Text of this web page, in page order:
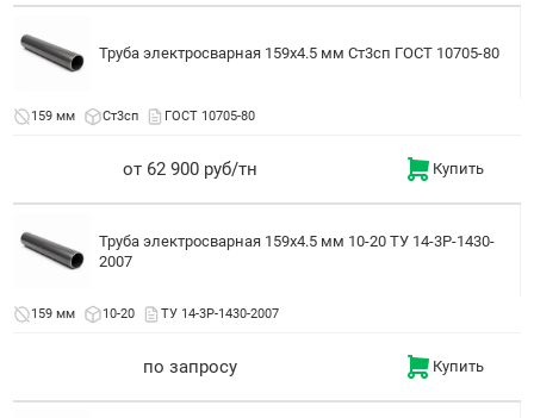
Труба электросварная 159x4.5 мм Ст3сп ГОСТ 10705-80
159 мм Ст3сп ГОСТ 10705-80
от 62 900 руб/тн Купить
Труба электросварная 159x4.5 мм 10-20 ТУ 14-3Р-1430-
2007
159 мм 10-20 ТУ 14-3Р-1430-2007
по запросу Купить